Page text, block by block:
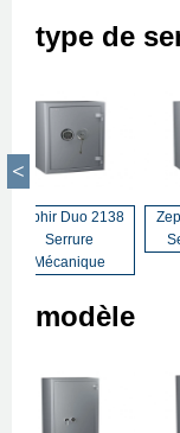
type de
Zephir Duo 2138
Serrure
Mécanique
modèle